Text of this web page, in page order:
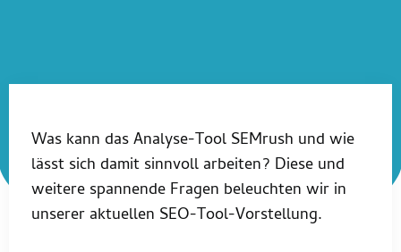
Was kann das Analyse-Tool SEMrush und wie
lässt sich damit sinnvoll arbeiten? Diese und
weitere spannende Fragen beleuchten wir in
unserer aktuellen SEO-Tool-Vorstellung.